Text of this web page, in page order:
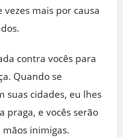
vezes mais por causa
contra vocês para
Quando se
suas cidades, eu lhes
praga, e vocês serão
inimigas.